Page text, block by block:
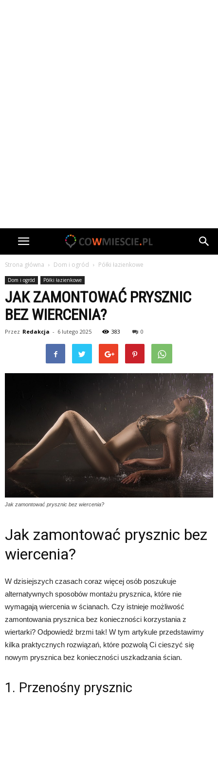
Strona główna Dom i ogród Półki łazienkowe
Dom i ogród Półki łazienkowe
JAK ZAMONTOWAĆ PRYSZNIC
BEZ WIERCENIA?
Przez Redakcja - 6 lutego 2025 383 0
Jak zamontować prysznic bez wiercenia?
Jak zamontować prysznic bez
wiercenia?
W dzisiejszych czasach coraz więcej osób poszukuje
alternatywnych sposobów montażu prysznica, które nie
wymagają wiercenia w ścianach. Czy istnieje możliwość
zamontowania prysznica bez konieczności korzystania z
wiertarki? Odpowiedź brzmi tak! W tym artykule przedstawimy
kilka praktycznych rozwiązań, które pozwolą Ci cieszyć się
nowym prysznica bez konieczności uszkadzania ścian.
1. Przenośny prysznic